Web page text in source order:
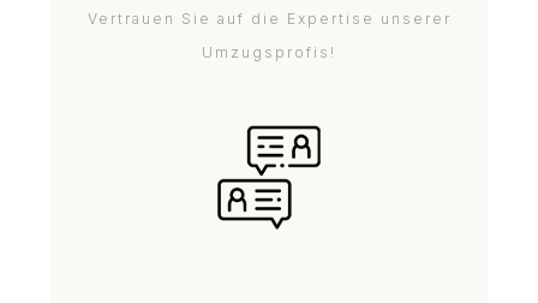
Vertrauen Sie auf die Expertise unserer
Umzugsprofis!